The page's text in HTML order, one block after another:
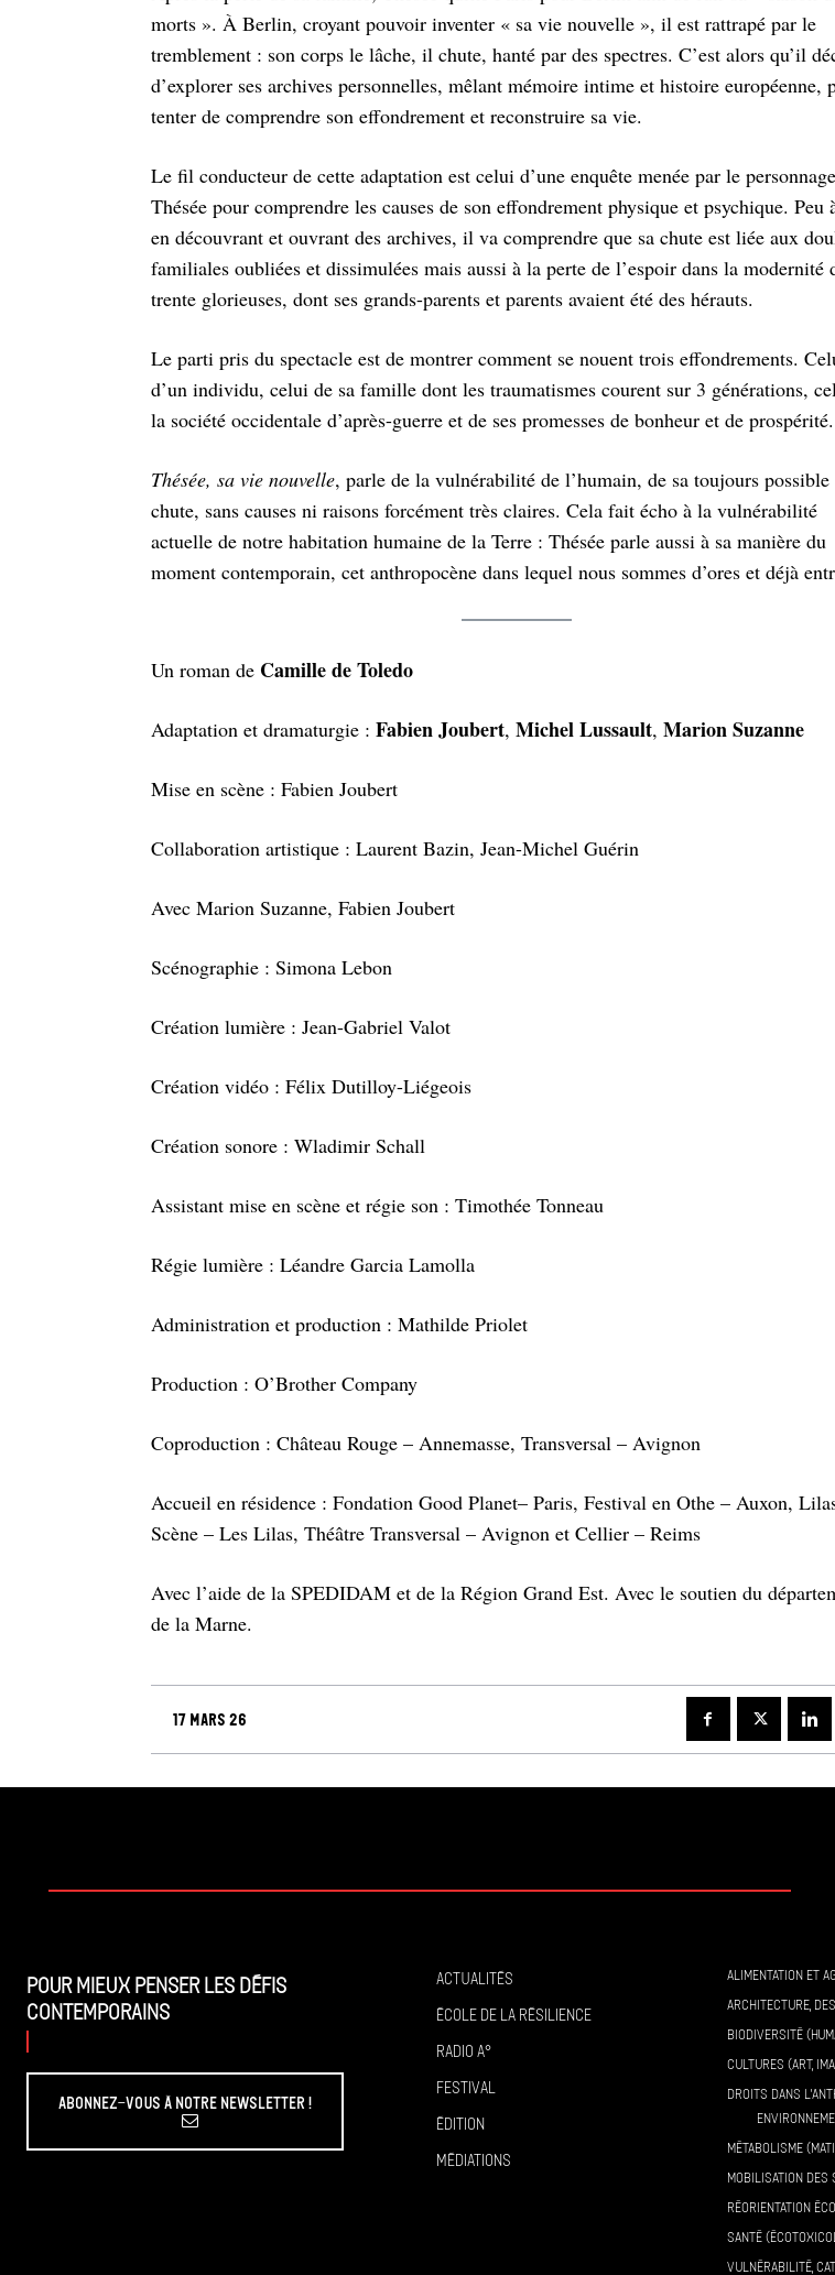
morts ». À Berlin, croyant pouvoir inventer « sa vie nouvelle », il est rattrapé par le
tremblement : son corps le lâche, il chute, hanté par des spectres. C’est alors qu’il
d’explorer ses archives personnelles, mêlant mémoire intime et histoire européenne,
tenter de comprendre son effondrement et reconstruire sa vie.
Le fil conducteur de cette adaptation est celui d’une enquête menée par le personnage
Thésée pour comprendre les causes de son effondrement physique et psychique. Peu
en découvrant et ouvrant des archives, il va comprendre que sa chute est liée aux
familiales oubliées et dissimulées mais aussi à la perte de l’espoir dans la modernité
trente glorieuses, dont ses grands-parents et parents avaient été des hérauts.
Le parti pris du spectacle est de montrer comment se nouent trois effondrements.
d’un individu, celui de sa famille dont les traumatismes courent sur 3 générations,
la société occidentale d’après-guerre et de ses promesses de bonheur et de prospérité.
Thésée, sa vie nouvelle, parle de la vulnérabilité de l’humain, de sa toujours possible
chute, sans causes ni raisons forcément très claires. Cela fait écho à la vulnérabilité
actuelle de notre habitation humaine de la Terre : Thésée parle aussi à sa manière du
moment contemporain, cet anthropocène dans lequel nous sommes d’ores et déjà
Un roman de Camille de Toledo
Adaptation et dramaturgie : Fabien Joubert, Michel Lussault, Marion Suzanne
Mise en scène : Fabien Joubert
Collaboration artistique : Laurent Bazin, Jean-Michel Guérin
Avec Marion Suzanne, Fabien Joubert
Scénographie : Simona Lebon
Création lumière : Jean-Gabriel Valot
Création vidéo : Félix Dutilloy-Liégeois
Création sonore : Wladimir Schall
Assistant mise en scène et régie son : Timothée Tonneau
Régie lumière : Léandre Garcia Lamolla
Administration et production : Mathilde Priolet
Production : O’Brother Company
Coproduction : Château Rouge – Annemasse, Transversal – Avignon
Accueil en résidence : Fondation Good Planet– Paris, Festival en Othe – Auxon,
Scène – Les Lilas, Théâtre Transversal – Avignon et Cellier – Reims
Avec l’aide de la SPEDIDAM et de la Région Grand Est. Avec le soutien du
de la Marne.
17 mars 26
Pour mieux penser les défis
contemporains
Abonnez-vous à Notre Newsletter !
Actualités
École de la résilience
Radio A°
Festival
Édition
Médiations
ALIMENTATION ET
ARCHITECTURE,
BIODIVERSITÉ
CULTURES (ART,
DROITS DANS
MÉTABOLISME
MOBILISATION DES
RÉORIENTATION
SANTÉ
VULNÉRABILITÉ,